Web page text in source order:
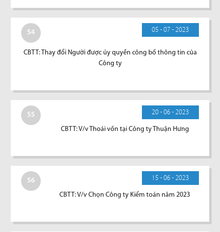
54 05 - 07 - 2023
CBTT: Thay đổi Người được ủy quyền công bố thông tin của
Công ty
55 20 - 06 - 2023
CBTT: V/v Thoái vốn tại Công ty Thuận Hưng
56 15 - 06 - 2023
CBTT: V/v Chọn Công ty Kiểm toán năm 2023